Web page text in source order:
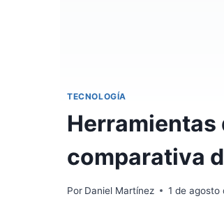
TECNOLOGÍA
Herramientas
comparativa
Por Daniel Martínez 1 de agosto